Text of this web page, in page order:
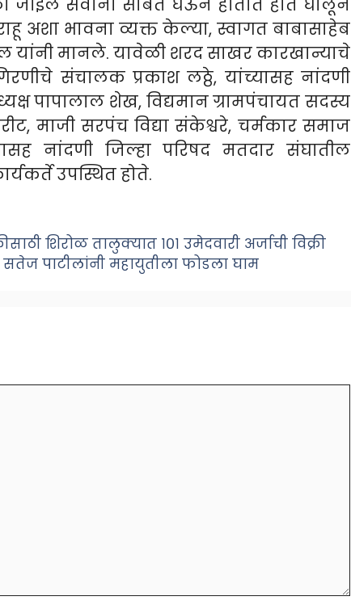
जाईल सर्वांना सोबत घेऊन हातात हात घालून
अशा भावना व्यक्त केल्या, स्वागत बाबासाहेब
यांनी मानले. यावेळी शरद साखर कारखान्याचे
संचालक प्रकाश लठ्ठे, यांच्यासह नांदणी
पापालाल शेख, विद्यमान ग्रामपंचायत सदस्य
माजी सरपंच विद्या संकेश्वरे, चर्मकार समाज
नांदणी जिल्हा परिषद मतदार संघातील
उपस्थित होते.
शिरोळ तालुक्यात १०१ उमेदवारी अर्जाची विक्री
सतेज पाटीलांनी महायुतीला फोडला घाम